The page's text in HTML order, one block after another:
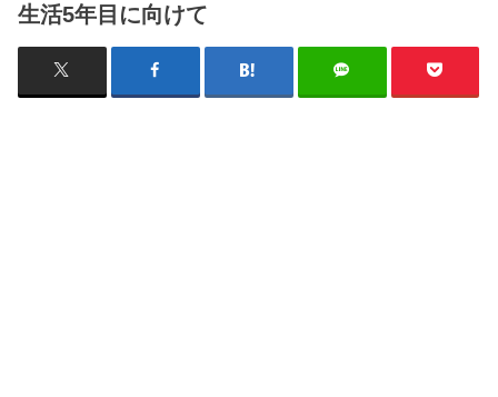
生活5年目に向けて